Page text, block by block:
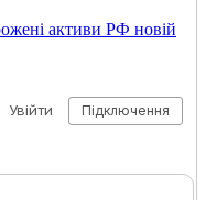
активи РФ новій